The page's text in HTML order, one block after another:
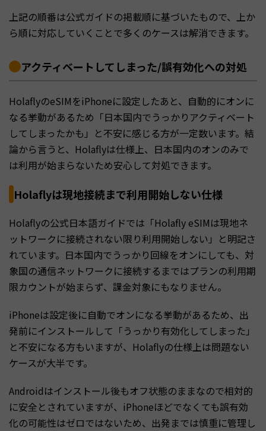
上記の順番は公式ガイドの掲載順に基づいたもので、上か
ら順に対応していくことで多くのケースは解消できます。
アクティベートしてしまった/誤有効化への対処
HolaflyのeSIMをiPhoneに設定したあと、自動的にオンに
なる挙動があるため「日本国内でうっかりアクティベート
してしまったかも」と不安に感じる方が一定数います。結
論から言うと、Holaflyは仕様上、日本国内のオンのみで
は利用が始まらないため安心して対処できます。
Holaflyは現地接続まで利用開始しない仕様
Holaflyの公式日本語ガイドでは「Holafly eSIMは現地ネ
ットワークに接続されない限り利用開始しない」と明記さ
れています。日本国内でうっかり回線をオンにしても、対
象国の通信ネットワークに接続するまではプランの利用期
限カウントが始まらず、課金対象にもなりません。
iPhoneは設定後に自動でオンになる挙動があるため、出
発前にインストールして「うっかり有効化してしまった」
と不安になる方もいますが、Holaflyの仕様上は問題ない
ケースが大半です。
Androidはインストール後もオフ状態のままなので相対的
に安全とされていますが、iPhoneほどでなくても誤有効
化の可能性はゼロではないため、出発までは慎重に管理し